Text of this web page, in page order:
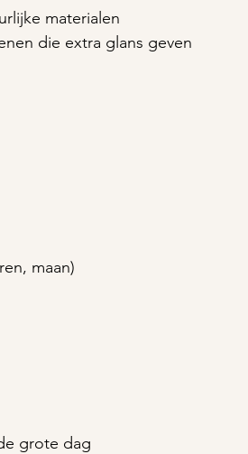
materialen
die extra glans geven
maan)
grote dag